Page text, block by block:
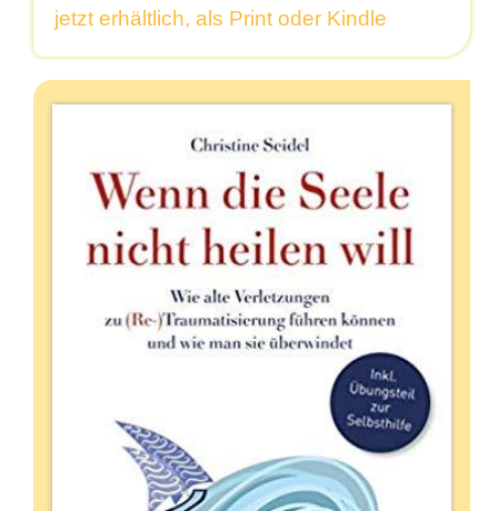
jetzt erhältlich, als Print oder Kindle